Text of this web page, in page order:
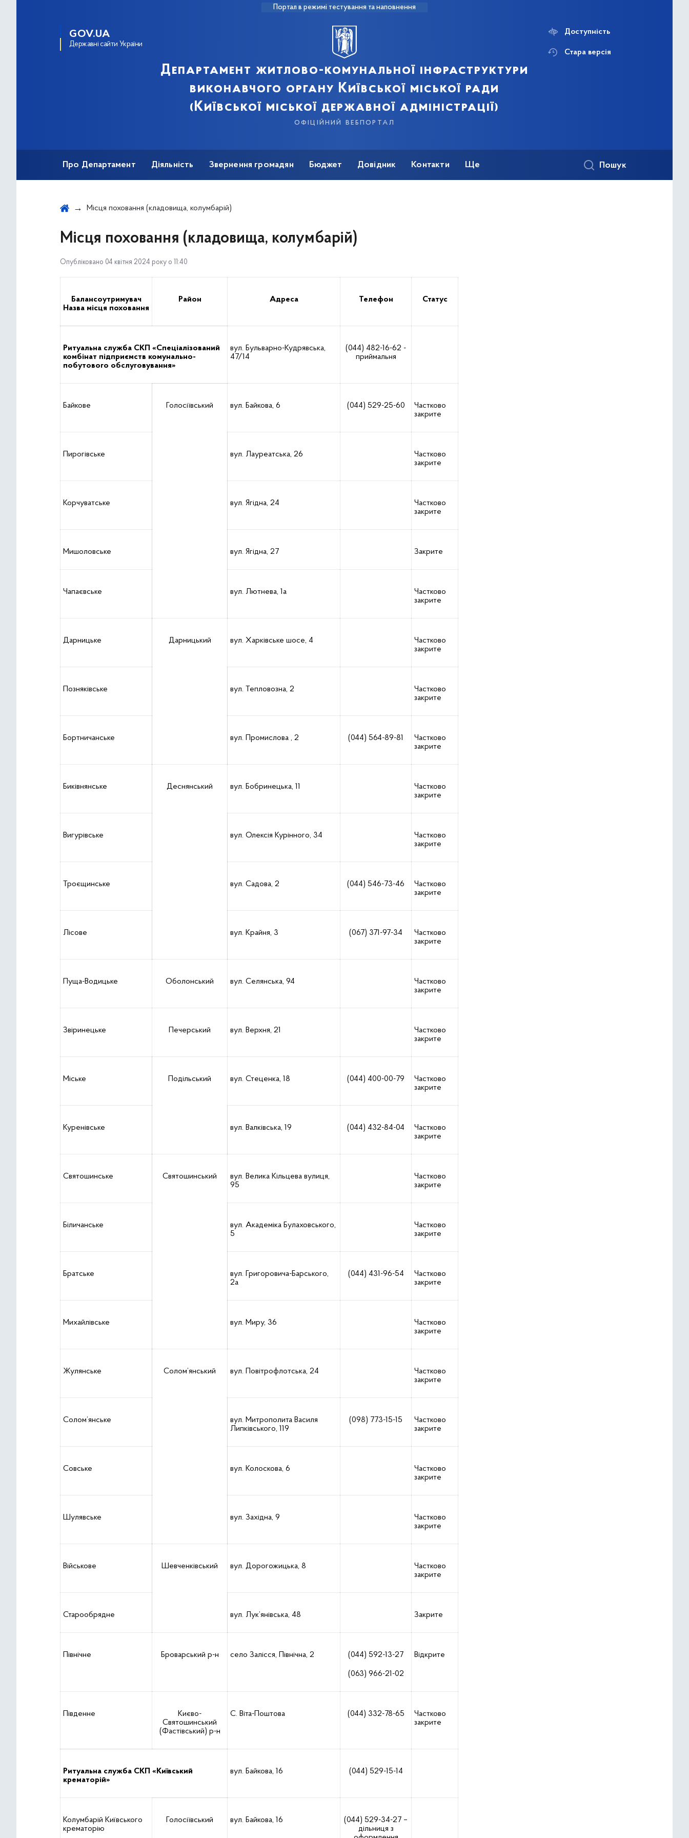
Портал в режимі тестування та наповнення
GOV.UA
Державні сайти України
Департамент житлово-комунальної інфраструктури
виконавчого органу Київської міської ради
(Київської міської державної адміністрації)
офіційний вебпортал
Доступність
Стара версія
Про Департамент Діяльність Звернення громадян Бюджет Довідник Контакти Ще Пошук
Місця поховання (кладовища, колумбарій)
Місця поховання (кладовища, колумбарій)
Опубліковано 04 квітня 2024 року о 11:40
Балансоутримувач
Назва місця поховання
Район Адреса Телефон Статус
Ритуальна служба СКП «Спеціалізований
комбінат підприємств комунально-
побутового обслуговування»
вул. Бульварно-Кудрявська,
47/14
(044) 482-16-62 -
приймальня
Байкове Голосіївський вул. Байкова, 6 (044) 529-25-60
Частково
закрите
Пирогівське вул. Лауреатська, 26
Частково
закрите
Корчуватське вул. Ягідна, 24
Частково
закрите
Мишоловське вул. Ягідна, 27 Закрите
Чапаєвське вул. Лютнева, 1а
Частково
закрите
Дарницьке Дарницький вул. Харківське шосе, 4
Частково
закрите
Позняківське вул. Тепловозна, 2
Частково
закрите
Бортничанське вул. Промислова , 2 (044) 564-89-81
Частково
закрите
Биківнянське Деснянський вул. Бобринецька, 11
Частково
закрите
Вигурівське вул. Олексія Курінного, 34
Частково
закрите
Троєщинське вул. Садова, 2 (044) 546-73-46
Частково
закрите
Лісове вул. Крайня, 3 (067) 371-97-34
Частково
закрите
Пуща-Водицьке Оболонський вул. Селянська, 94
Частково
закрите
Звіринецьке Печерський вул. Верхня, 21
Частково
закрите
Міське Подільський вул. Стеценка, 18 (044) 400-00-79
Частково
закрите
Куренівське вул. Валківська, 19 (044) 432-84-04
Частково
закрите
Святошинське Святошинський
вул. Велика Кільцева вулиця,
95
Частково
закрите
Біличанське
вул. Академіка Булаховського,
5
Частково
закрите
Братське
вул. Григоровича-Барського,
2а
(044) 431-96-54
Частково
закрите
Михайлівське вул. Миру, 36
Частково
закрите
Жулянське Солом’янський вул. Повітрофлотська, 24
Частково
закрите
Солом’янське
вул. Митрополита Василя
Липківського, 119
(098) 773-15-15
Частково
закрите
Совське вул. Колоскова, 6
Частково
закрите
Шулявське вул. Західна, 9
Частково
закрите
Військове Шевченківський вул. Дорогожицька, 8
Частково
закрите
Старообрядне вул. Лук’янівська, 48 Закрите
Північне Броварський р-н село Залісся, Північна, 2 (044) 592-13-27
(063) 966-21-02
Відкрите
Південне
Києво-
Святошинський
(Фастівський) р-н
С. Віта-Поштова (044) 332-78-65
Частково
закрите
Ритуальна служба СКП «Київський
крематорій»
вул. Байкова, 16 (044) 529-15-14
Колумбарій Київського
крематорію
Голосіївський вул. Байкова, 16
(044) 529-34-27 –
дільниця з